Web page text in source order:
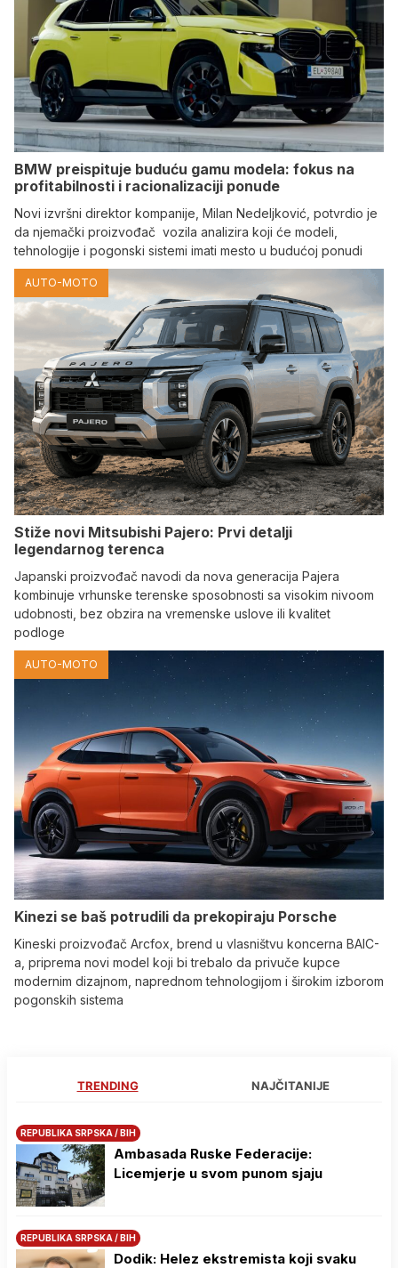
BMW preispituje buduću gamu modela: fokus na
profitabilnosti i racionalizaciji ponude
Novi izvršni direktor kompanije, Milan Nedeljković, potvrdio je
da njemački proizvođač vozila analizira koji će modeli,
tehnologije i pogonski sistemi imati mesto u budućoj ponudi
AUTO-MOTO
Stiže novi Mitsubishi Pajero: Prvi detalji
legendarnog terenca
Japanski proizvođač navodi da nova generacija Pajera
kombinuje vrhunske terenske sposobnosti sa visokim nivoom
udobnosti, bez obzira na vremenske uslove ili kvalitet
podloge
AUTO-MOTO
Kinezi se baš potrudili da prekopiraju Porsche
Kineski proizvođač Arcfox, brend u vlasništvu koncerna BAIC-
a, priprema novi model koji bi trebalo da privuče kupce
modernim dizajnom, naprednom tehnologijom i širokim izborom
pogonskih sistema
TRENDING NAJČITANIJE
REPUBLIKA SRPSKA / BIH
Ambasada Ruske Federacije:
Licemjerje u svom punom sjaju
REPUBLIKA SRPSKA / BIH
Dodik: Helez ekstremista koji svaku